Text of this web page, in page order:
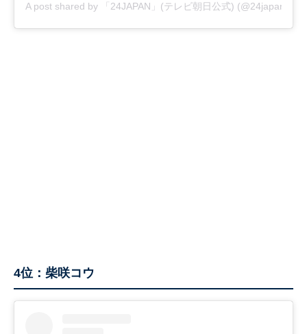
A post shared by 「24JAPAN」(テレビ朝日公式)
4位：柴咲コウ